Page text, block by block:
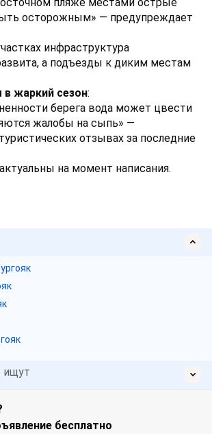
осторожным» — предупреждает
инфраструктура
а подъезды к диким местам
жаркий сезон:
берега вода может цвести
жалобы на сыпь» —
отзывах за последние
на момент написания.
ищут
бесплатно